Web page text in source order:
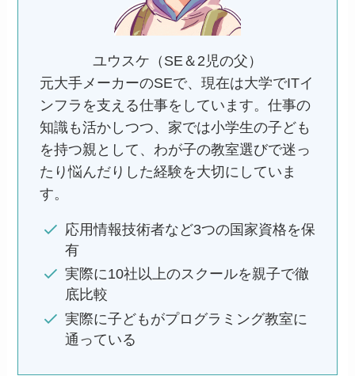
ユウスケ（SE＆2児の父）
元大手メーカーのSEで、現在は大学でITイ
ンフラを支える仕事をしています。仕事の
知識も活かしつつ、家では小学生の子ども
を持つ親として、わが子の教室選びで迷っ
たり悩んだりした経験を大切にしていま
す。
応用情報技術者など3つの国家資格を保
有
実際に10社以上のスクールを親子で徹
底比較
実際に子どもがプログラミング教室に
通っている